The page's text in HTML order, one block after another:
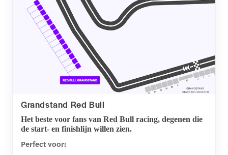
Grandstand Red Bull
Het beste voor fans van Red Bull racing, degenen die
de start- en finishlijn willen zien.
Perfect voor: